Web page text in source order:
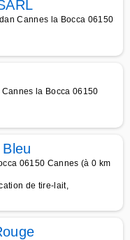
Cannes la Bocca 06150
la Bocca 06150
06150 Cannes (à 0 km
de tire-lait,